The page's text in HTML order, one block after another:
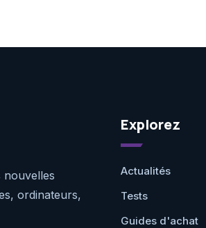
nouvelles
ordinateurs,
Explorez
Actualités
Tests
Guides d'achat